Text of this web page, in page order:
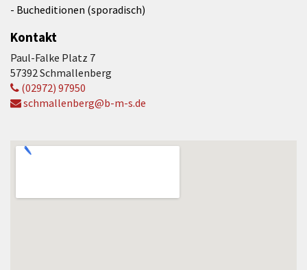
- Bucheditionen (sporadisch)
Kontakt
Paul-Falke Platz 7
57392 Schmallenberg
(02972) 97950
schmallenberg@b-m-s.de